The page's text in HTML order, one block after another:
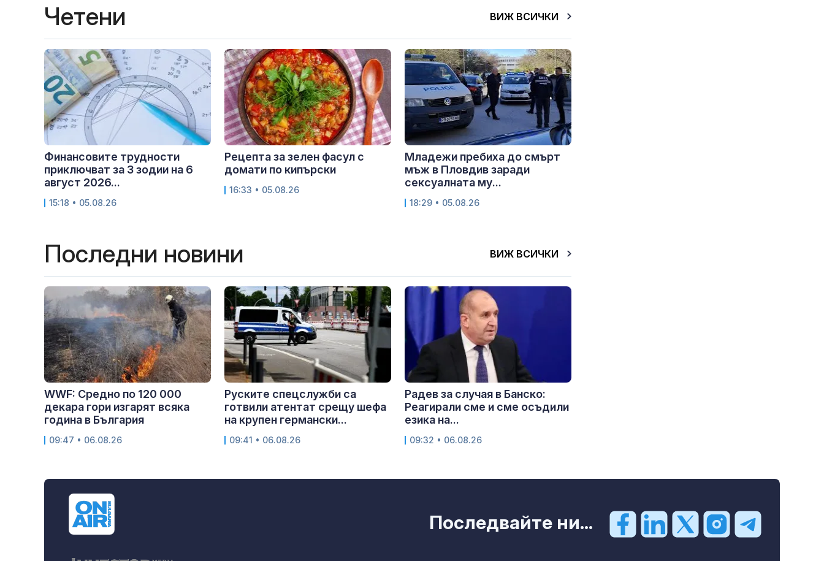
Четени ВИЖ ВСИЧКИ
Финансовите трудности
приключват за 3 зодии на 6
август 2026...
15:18 • 05.08.26
Рецепта за зелен фасул с
домати по кипърски
16:33 • 05.08.26
Младежи пребиха до смърт
мъж в Пловдив заради
сексуалната му...
18:29 • 05.08.26
Последни новини ВИЖ ВСИЧКИ
WWF: Средно по 120 000
декара гори изгарят всяка
година в България
09:47 • 06.08.26
Руските спецслужби са
готвили атентат срещу шефа
на крупен германски...
09:41 • 06.08.26
Радев за случая в Банско:
Реагирали сме и сме осъдили
езика на...
09:32 • 06.08.26
Последвайте ни...